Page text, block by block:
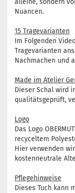
alleine, sondern
Nuancen.
15 Tragevarianten
Im Folgenden
Tragevarianten
Nachmachen und
Made im Atelier
Dieser Schal wird
qualitätsgeprüft,
Logo
Das Logo
recyceltem
Hier verwenden
kostenneutrale
Pflegehinweise
Dieses Tuch kann